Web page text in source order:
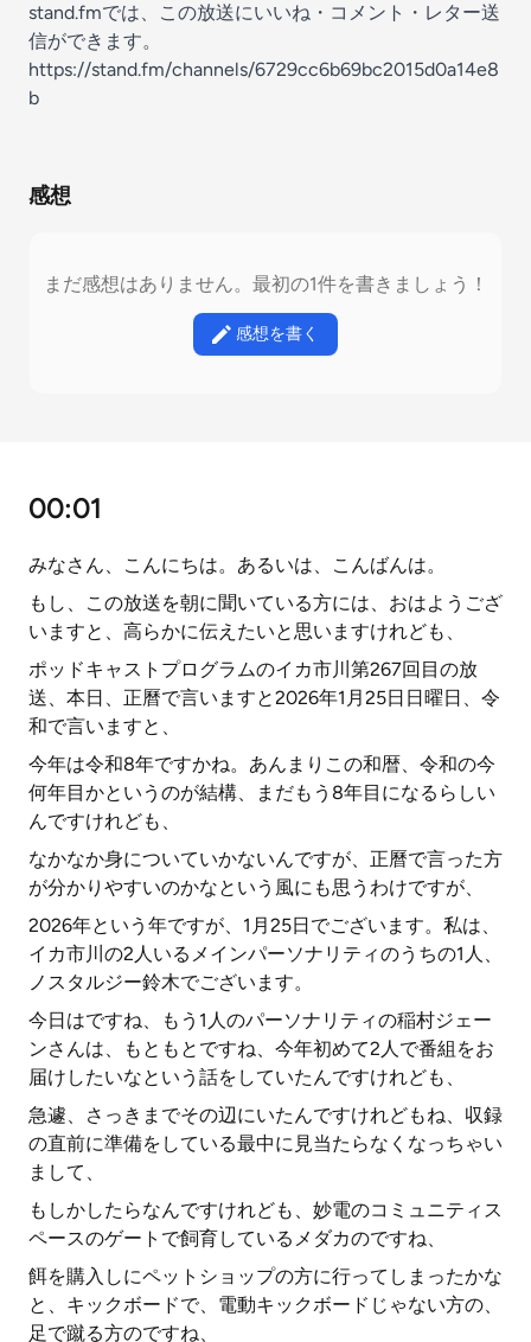
stand.fmでは、この放送にいいね・コメント・レター送
信ができます。
https://stand.fm/channels/6729cc6b69bc2015d0a14e8
b
感想
まだ感想はありません。最初の1件を書きましょう！
感想を書く
00:01
みなさん、こんにちは。あるいは、こんばんは。
もし、この放送を朝に聞いている方には、おはようござ
いますと、高らかに伝えたいと思いますけれども、
ポッドキャストプログラムのイカ市川第267回目の放
送、本日、正曆で言いますと2026年1月25日日曜日、令
和で言いますと、
今年は令和8年ですかね。あんまりこの和暦、令和の今
何年目かというのが結構、まだもう8年目になるらしい
んですけれども、
なかなか身についていかないんですが、正曆で言った方
が分かりやすいのかなという風にも思うわけですが、
2026年という年ですが、1月25日でございます。私は、
イカ市川の2人いるメインパーソナリティのうちの1人、
ノスタルジー鈴木でございます。
今日はですね、もう1人のパーソナリティの稲村ジェー
ンさんは、もともとですね、今年初めて2人で番組をお
届けしたいなという話をしていたんですけれども、
急遽、さっきまでその辺にいたんですけれどもね、収録
の直前に準備をしている最中に見当たらなくなっちゃい
まして、
もしかしたらなんですけれども、妙電のコミュニティス
ペースのゲートで飼育しているメダカのですね、
餌を購入しにペットショップの方に行ってしまったかな
と、キックボードで、電動キックボードじゃない方の、
足で蹴る方のですね、